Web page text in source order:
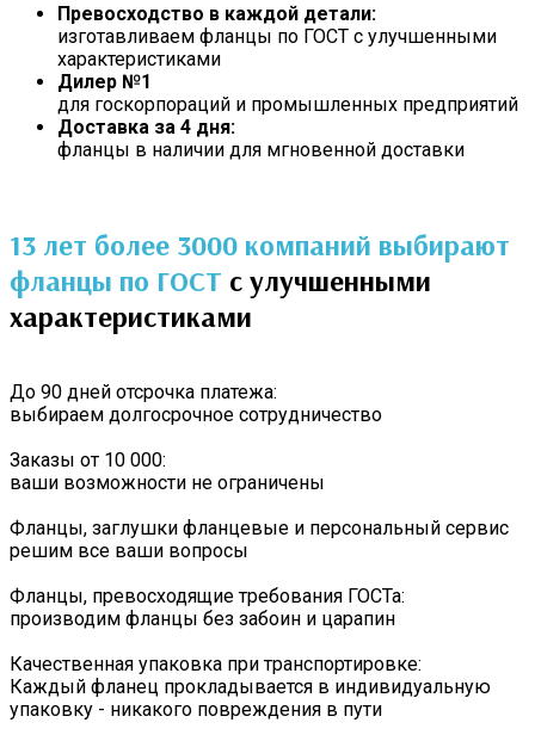
Превосходство в каждой детали:
изготавливаем фланцы по ГОСТ с улучшенными
характеристиками
Дилер №1
для госкорпораций и промышленных предприятий
Доставка за 4 дня:
фланцы в наличии для мгновенной доставки
13 лет более 3000 компаний выбирают
фланцы по ГОСТ с улучшенными
характеристиками
До 90 дней отсрочка платежа:
выбираем долгосрочное сотрудничество
Заказы от 10 000:
ваши возможности не ограничены
Фланцы, заглушки фланцевые и персональный сервис
решим все ваши вопросы
Фланцы, превосходящие требования ГОСТа:
производим фланцы без забоин и царапин
Качественная упаковка при транспортировке:
Каждый фланец прокладывается в индивидуальную
упаковку - никакого повреждения в пути